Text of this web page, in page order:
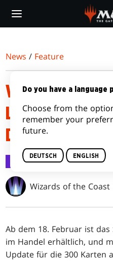
main
News / Feature
WAS ÄNDERT
LISTE FÜR
DYNASTIE?
Feature 3. Feb. 2022
Wizards of the Coast
Ab dem 18. Februar ist
im Handel erhältlich, und
Update für die 300 Karten
Do you have a language
Choose from the
remember your
future.
DEUTSCH ENGLISH